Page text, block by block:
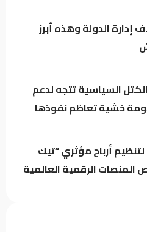
إدارة الدولة وهذه أبرز
السياسية تتجه لدعم
خشية تعاظم نفوذها
أرباح مؤثري “تيك
المنصات الرقمية العالمية